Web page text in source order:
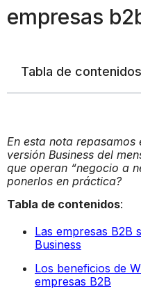
empresas
Tabla de contenidos
En esta nota
versión Business del
que operan “negocio a
ponerlos en práctica?
Tabla de contenidos:
Las empresas B2B
Business
Los beneficios de
empresas B2B